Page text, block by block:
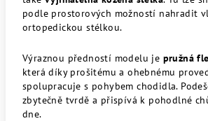
podle prostorových možností nahradit
ortopedickou stélkou.
Výraznou předností modelu je pružná
která díky prošitému a ohebnému
spolupracuje s pohybem chodidla.
zbytečně tvrdě a přispívá k pohodlné
dne.